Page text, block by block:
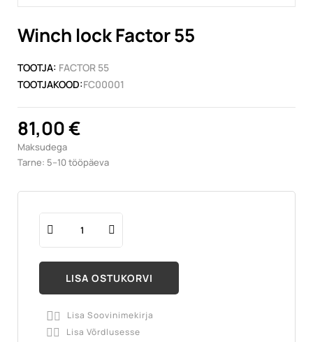
Winch lock Factor 55
TOOTJA: FACTOR 55
TOOTJAKOOD:FC00001
81,00 €
Maksudega
Tarne: 5–10 tööpäeva
LISA OSTUKORVI

Lisa Soovinimekirja

Lisa Võrdlusesse